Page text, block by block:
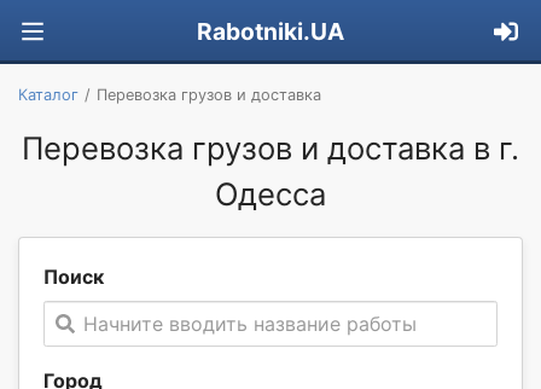
Rabotniki.UA
Каталог Перевозка грузов и доставка
Перевозка грузов и доставка в г.
Одесса
Поиск
Начните вводить название работы
Город